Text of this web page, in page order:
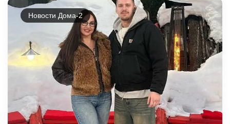
Новости Дома-2